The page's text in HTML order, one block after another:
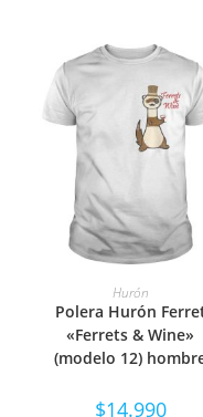
SELECCIONAR
Hurón
Polera Hurón
«Ferrets & Wine»
(modelo 12)
$14.990